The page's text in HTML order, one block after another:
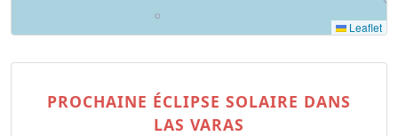
Leaflet
PROCHAINE ÉCLIPSE SOLAIRE DANS
LAS VARAS